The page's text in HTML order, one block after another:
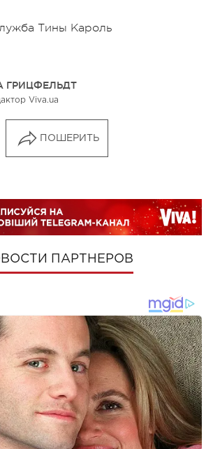
Тины Кароль
Viva.ua
ПОШЕРИТЬ
ПАРТНЕРОВ